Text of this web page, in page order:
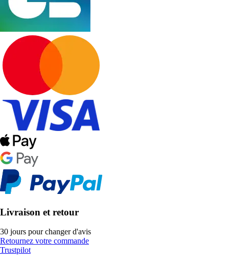
Livraison et retour
30 jours pour changer d'avis
Retournez votre commande
Trustpilot